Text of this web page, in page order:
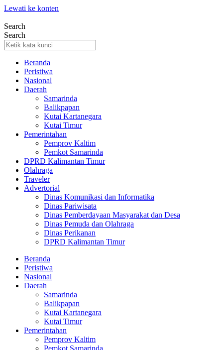
Lewati ke konten
Search
Search
Beranda
Peristiwa
Nasional
Daerah
Samarinda
Balikpapan
Kutai Kartanegara
Kutai Timur
Pemerintahan
Pemprov Kaltim
Pemkot Samarinda
DPRD Kalimantan Timur
Olahraga
Traveler
Advertorial
Dinas Komunikasi dan Informatika
Dinas Pariwisata
Dinas Pemberdayaan Masyarakat dan Desa
Dinas Pemuda dan Olahraga
Dinas Perikanan
DPRD Kalimantan Timur
Beranda
Peristiwa
Nasional
Daerah
Samarinda
Balikpapan
Kutai Kartanegara
Kutai Timur
Pemerintahan
Pemprov Kaltim
Pemkot Samarinda